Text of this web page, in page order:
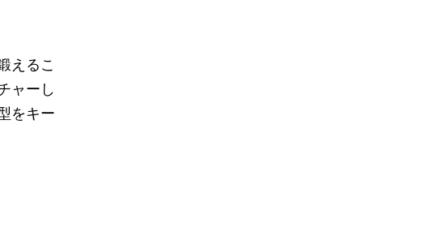
えるこ
ャーし
をキー